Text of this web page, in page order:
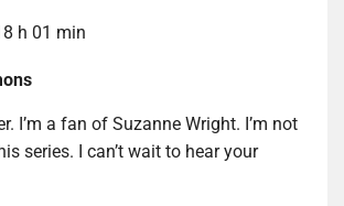
h 01 min
I’m a fan of Suzanne Wright. I’m not
series. I can’t wait to hear your